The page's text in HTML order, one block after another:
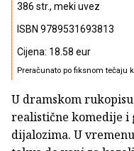
386 str., meki uvez
ISBN 9789531693813
Cijena: 18.58 eur
Preračunato po fiksnom tečaju
U dramskom
realistične komedije i
dijalozima. U